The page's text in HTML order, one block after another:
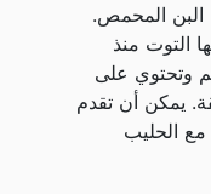
المحمص.
التوت منذ
وتحتوي على
يمكن أن تقدم
مع الحليب